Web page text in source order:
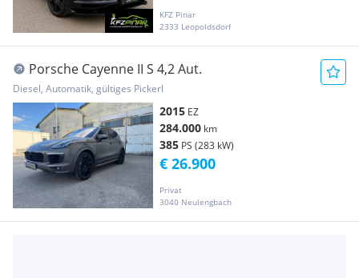
KFZ Pinar
2333 Leopoldsdorf
Porsche Cayenne II S 4,2 Aut.
Diesel, Automatik, gültiges Pickerl
2015 EZ
284.000 km
385 PS (283 kW)
Privat
3040 Neulengbach
€ 26.900